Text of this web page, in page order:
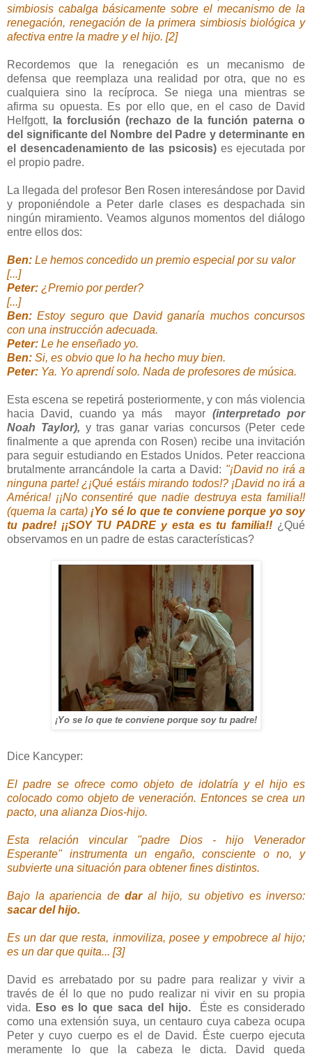
simbiosis cabalga básicamente sobre el mecanismo de la
renegación, renegación de la primera simbiosis biológica y
afectiva entre la madre y el hijo. [2]
Recordemos que la renegación es un mecanismo de
defensa que reemplaza una realidad por otra, que no es
cualquiera sino la recíproca. Se niega una mientras se
afirma su opuesta. Es por ello que, en el caso de David
Helfgott,
la forclusión (rechazo de la función paterna o
del significante del Nombre del Padre y determinante en
el desencadenamiento de las psicosis) es ejecutada por
el propio padre.
La llegada del profesor Ben Rosen interesándose por David
y proponiéndole a Peter darle clases es despachada sin
ningún miramiento. Veamos algunos momentos del diálogo
entre ellos dos:
Ben: Le hemos concedido un premio especial por su valor
[...]
Peter: ¿Premio por perder?
[...]
Ben:Estoy seguro que David ganaría muchos concursos
con una instrucción adecuada.
Peter: Le he enseñado yo.
Ben: Si, es obvio que lo ha hecho muy bien.
Peter: Ya. Yo aprendí solo. Nada de profesores de música.
Esta escena se repetirá posteriormente, y con más violencia
hacia David, cuando ya más mayor (interpretado por
Noah Taylor), y tras ganar varias concursos (Peter cede
finalmente a que aprenda con Rosen) recibe una invitación
para seguir estudiando en Estados Unidos. Peter reacciona
brutalmente arrancándole la carta a David: "¡David no irá a
ninguna parte! ¿¡Qué estáis mirando todos!? ¡David no irá a
América! ¡¡No consentiré que nadie destruya esta familia!!
(quema la carta) ¡Yo sé lo que te conviene porque yo soy
tu padre! ¡¡SOY TU PADRE y esta es tu familia!! ¿Qué
observamos en un padre de estas características?
¡Yo se lo que te conviene porque soy tu padre!
Dice Kancyper:
El padre se ofrece como objeto de idolatría y el hijo es
colocado como objeto de veneración. Entonces se crea un
pacto, una alianza Dios-hijo.
Esta relación vincular "padre Dios - hijo Venerador
Esperante" instrumenta un engaño, consciente o no, y
subvierte una situación para obtener fines distintos.
Bajo la apariencia de daral hijo, su objetivo es inverso:
sacar del hijo.
Es un dar que resta, inmoviliza, posee y empobrece al hijo;
es un dar que quita... [3]
David es arrebatado por su padre para realizar y vivir a
través de él lo que no pudo realizar ni vivir en su propia
vida. Eso es lo que saca del hijo.Éste es considerado
como una extensión suya, un centauro cuya cabeza ocupa
Peter y cuyo cuerpo es el de David. Éste cuerpo ejecuta
meramente lo que la cabeza le dicta. David queda